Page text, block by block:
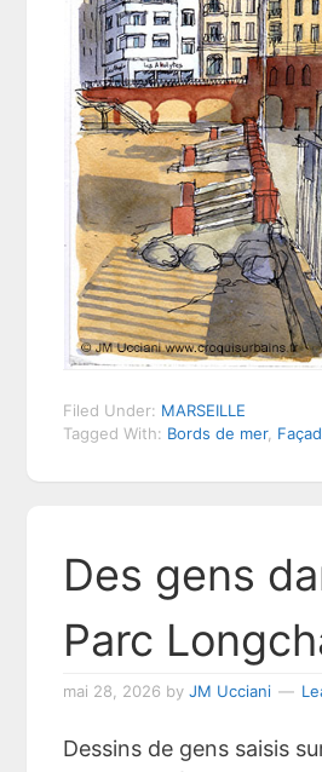
Filed Under: MARSEILLE
Tagged With: Bords de mer,
Des gens
Parc
mai 28, 2026 byJM Ucciani
Dessins de gens saisis